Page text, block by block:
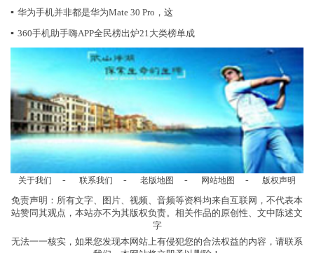
▪ 华为手机并非都是华为Mate 30 Pro，这
▪ 360手机助手嗨APP全民榜出炉21大类榜单成
关于我们 - 联系我们 - 老版地图 - 网站地图 - 版权声明
免责声明：所有文字、图片、视频、音频等资料均来自互联网，不代表本
站赞同其观点，本站亦不为其版权负责。相关作品的原创性、文中陈述文
字
无法一一核实，如果您发现本网站上有侵犯您的合法权益的内容，请联系